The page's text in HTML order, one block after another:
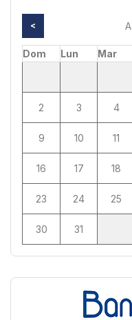
<
Dom Lun Mar
2 3 4
9 10 11
16 17 18
23 24 25
30 31